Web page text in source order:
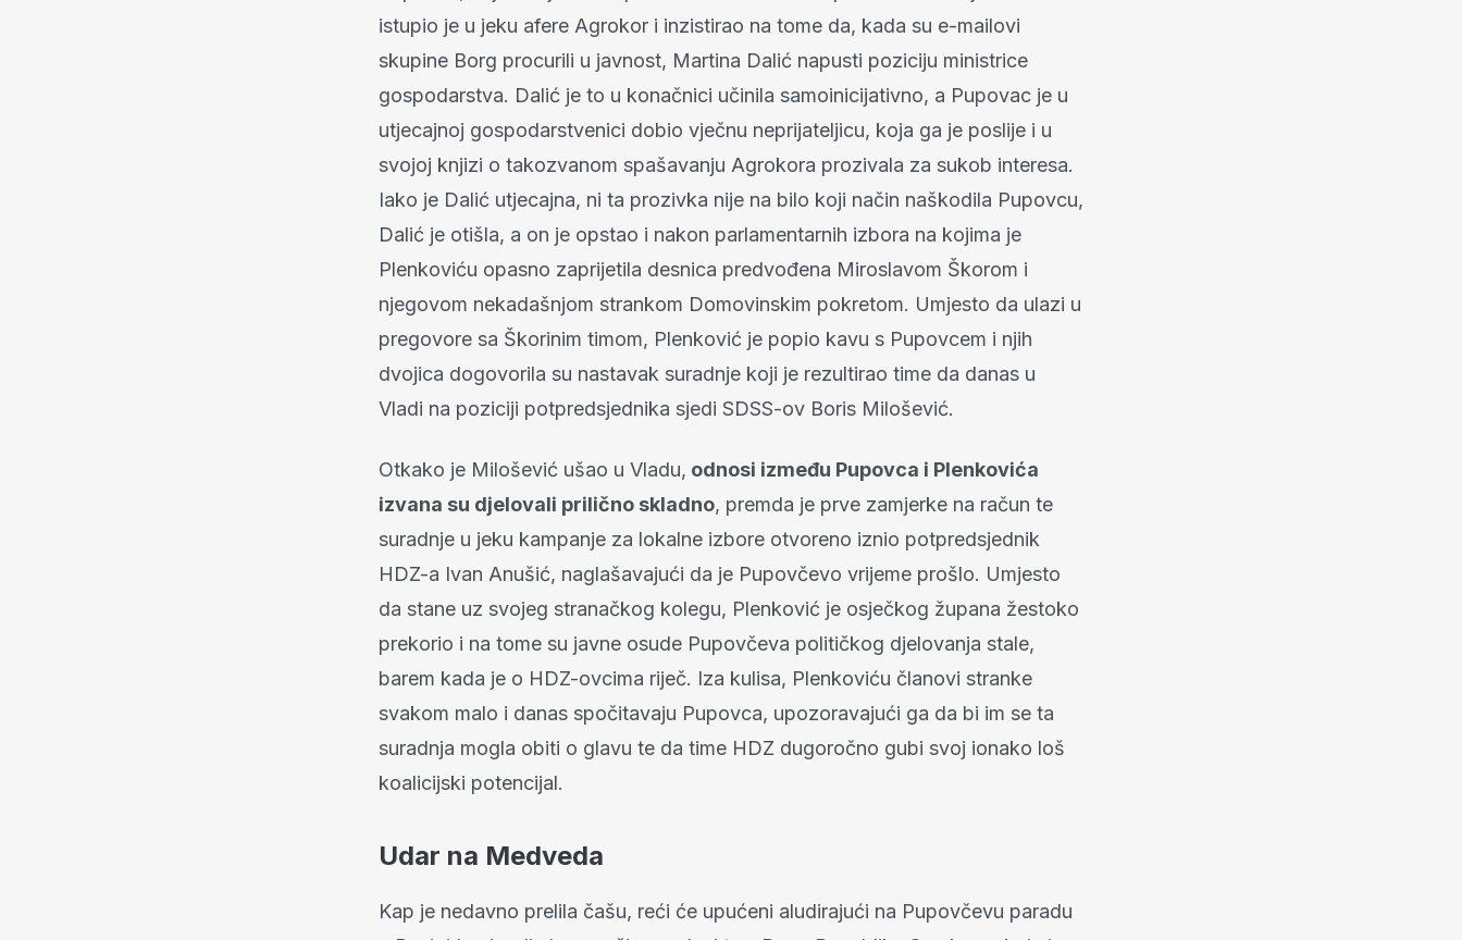
istupio je u jeku afere Agrokor i inzistirao na tome da, kada su e-mailovi
skupine Borg procurili u javnost, Martina Dalić napusti poziciju ministrice
gospodarstva. Dalić je to u konačnici učinila samoinicijativno, a Pupovac je u
utjecajnoj gospodarstvenici dobio vječnu neprijateljicu, koja ga je poslije i u
svojoj knjizi o takozvanom spašavanju Agrokora prozivala za sukob interesa.
Iako je Dalić utjecajna, ni ta prozivka nije na bilo koji način naškodila Pupovcu,
Dalić je otišla, a on je opstao i nakon parlamentarnih izbora na kojima je
Plenkoviću opasno zaprijetila desnica predvođena Miroslavom Škorom i
njegovom nekadašnjom strankom Domovinskim pokretom. Umjesto da ulazi u
pregovore sa Škorinim timom, Plenković je popio kavu s Pupovcem i njih
dvojica dogovorila su nastavak suradnje koji je rezultirao time da danas u
Vladi na poziciji potpredsjednika sjedi SDSS-ov Boris Milošević.
Otkako je Milošević ušao u Vladu, odnosi između Pupovca i Plenkovića
izvana su djelovali prilično skladno, premda je prve zamjerke na račun te
suradnje u jeku kampanje za lokalne izbore otvoreno iznio potpredsjednik
HDZ-a Ivan Anušić, naglašavajući da je Pupovčevo vrijeme prošlo. Umjesto
da stane uz svojeg stranačkog kolegu, Plenković je osječkog župana žestoko
prekorio i na tome su javne osude Pupovčeva političkog djelovanja stale,
barem kada je o HDZ-ovcima riječ. Iza kulisa, Plenkoviću članovi stranke
svakom malo i danas spočitavaju Pupovca, upozoravajući ga da bi im se ta
suradnja mogla obiti o glavu te da time HDZ dugoročno gubi svoj ionako loš
koalicijski potencijal.
Udar na Medveda
Kap je nedavno prelila čašu, reći će upućeni aludirajući na Pupovčevu paradu